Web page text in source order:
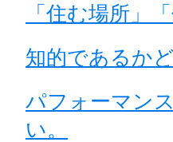
「住む場所」
知的であるか
パフォーマン
い。